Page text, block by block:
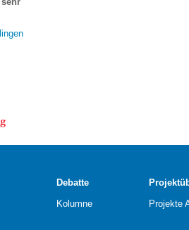
Debatte
Kolumne
Projekte